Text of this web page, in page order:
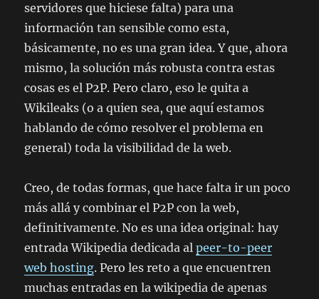
servidores que hiciese falta) para una
información tan sensible como esta,
básicamente, no es una gran idea. Y que, ahora
mismo, la solución más robusta contra estas
cosas es el P2P. Pero claro, eso le quita a
Wikileaks (o a quien sea, que aquí estamos
hablando de cómo resolver el problema en
general) toda la visibilidad de la web.
Creo, de todas formas, que hace falta ir un poco
más allá y combinar el P2P con la web,
definitivamente. No es una idea original: hay
entrada Wikipedia dedicada alpeer-to-peer
web hosting. Pero les reto a que encuentren
muchas entradas en la wikipedia de apenas